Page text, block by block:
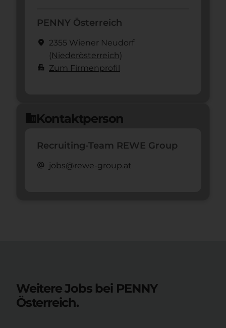
PENNY Österreich
location_on 2355 Wiener Neudorf
(Nieder­österreich)
apartment Zum Firmenprofil
domainKontaktperson
Recruiting-Team REWE Group
alternate_email jobs@rewe-group.at
Weitere Jobs bei PENNY
Österreich.